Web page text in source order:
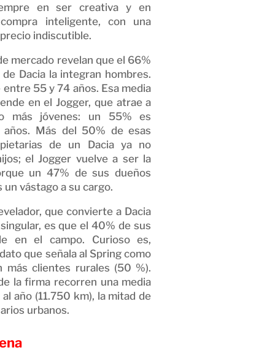
en ser creativa y en
inteligente, con una
indiscutible.
mercado revelan que el 66%
Dacia la integran hombres.
55 y 74 años. Esa media
en el Jogger, que atrae a
más jóvenes: un 55% es
Más del 50% de esas
de un Dacia ya no
el Jogger vuelve a ser la
un 47% de sus dueños
un vástago a su cargo.
que convierte a Dacia
es que el 40% de sus
en el campo. Curioso es,
que señala al Spring como
más clientes rurales (50 %).
la firma recorren una media
año (11.750 km), la mitad de
urbanos.